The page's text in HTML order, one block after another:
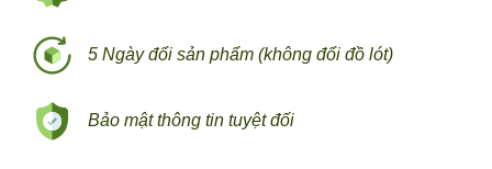
5 Ngày đổi sản phẩm (không đổi đồ lót)
Bảo mật thông tin tuyệt đối